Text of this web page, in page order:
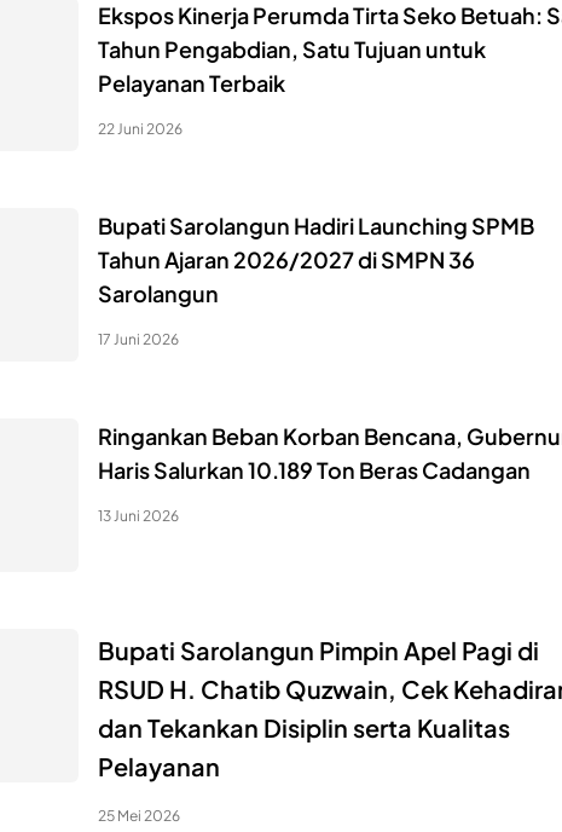
Ekspos Kinerja Perumda Tirta Seko Betuah:
Tahun Pengabdian, Satu Tujuan untuk
Pelayanan Terbaik
22 Juni 2026
Bupati Sarolangun Hadiri Launching SPMB
Tahun Ajaran 2026/2027 di SMPN 36
Sarolangun
17 Juni 2026
Ringankan Beban Korban Bencana,
Haris Salurkan 10.189 Ton Beras Cadangan
13 Juni 2026
Bupati Sarolangun Pimpin Apel Pagi di
RSUD H. Chatib Quzwain, Cek
dan Tekankan Disiplin serta Kualitas
Pelayanan
25 Mei 2026